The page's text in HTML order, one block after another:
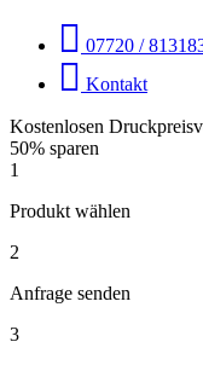
07720 /
Kontakt
Kostenlosen
50% sparen
1
Produkt wählen
2
Anfrage senden
3